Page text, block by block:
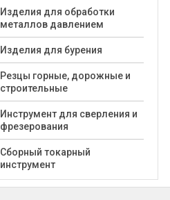
Изделия для обработки
металлов давлением
Изделия для бурения
Резцы горные, дорожные и
строительные
Инструмент для сверления и
фрезерования
Сборный токарный
инструмент